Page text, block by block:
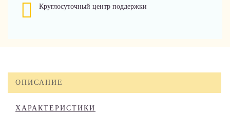
Круглосуточный центр поддержки
ОПИСАНИЕ
ХАРАКТЕРИСТИКИ